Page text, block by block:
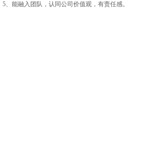
5、能融入团队，认同公司价值观，有责任感。